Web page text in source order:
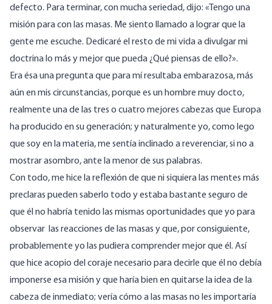
defecto. Para terminar, con mucha seriedad, dijo: «Tengo una
misión para con las masas. Me siento llamado a lograr que la
gente me escuche. Dedicaré el resto de mi vida a divulgar mi
doctrina lo más y mejor que pueda ¿Qué piensas de ello?».
Era ésa una pregunta que para mí resultaba embarazosa, más
aún en mis circunstancias, porque es un hombre muy docto,
realmente una de las tres o cuatro mejores cabezas que Europa
ha producido en su generación; y naturalmente yo, como lego
que soy en la materia, me sentía inclinado a reverenciar, si no a
mostrar asombro, ante la menor de sus palabras.
Con todo, me hice la reflexión de que ni siquiera las mentes más
preclaras pueden saberlo todo y estaba bastante seguro de
que él no habría tenido las mismas oportunidades que yo para
observar las reacciones de las masas y que, por consiguiente,
probablemente yo las pudiera comprender mejor que él. Así
que hice acopio del coraje necesario para decirle que él no debía
imponerse esa misión y que haría bien en quitarse la idea de la
cabeza de inmediato; vería cómo a las masas no les importaría